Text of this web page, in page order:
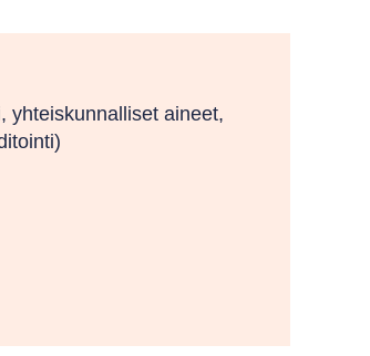
yhteiskunnalliset aineet,